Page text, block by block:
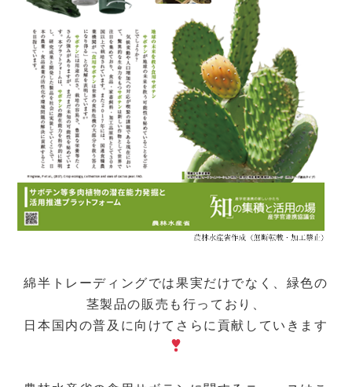
綿半トレーディングでは果実だけでなく、緑色の
茎製品の販売も行っており、
日本国内の普及に向けてさらに貢献していきます